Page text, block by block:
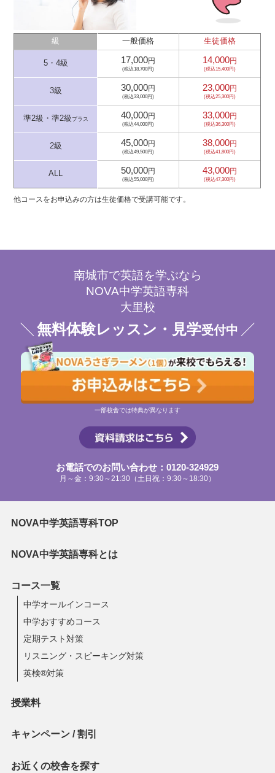
級 一般価格 生徒価格
5・4級 17,000円
(税込18,700円)
14,000円
(税込15,400円)
3級 30,000円
(税込33,000円)
23,000円
(税込25,300円)
準2級・準2級 プラス 40,000円
(税込44,000円)
33,000円
(税込36,300円)
2級 45,000円
(税込49,500円)
38,000円
(税込41,800円)
ALL 50,000円
(税込55,000円)
43,000円
(税込47,300円)
他コースをお申込みの方は生徒価格で受講可能です。
南城市で英語を学ぶなら
NOVA中学英語専科
大里校
無料体験レッスン・見学受付中
一部校舎では特典が異なります
お電話でのお問い合わせ：0120-324929
月～金：9:30～21:30（土日祝：9:30～18:30）
NOVA中学英語専科TOP
NOVA中学英語専科とは
コース一覧
中学オールインコース
中学おすすめコース
定期テスト対策
リスニング・スピーキング対策
英検®対策
授業料
キャンペーン / 割引
お近くの校舎を探す